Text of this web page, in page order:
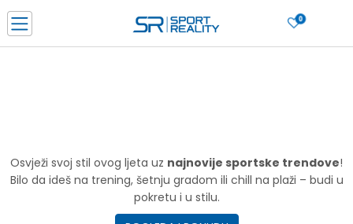
0
izboru
SAZNAJTE VIŠE
Osvježi svoj stil ovog ljeta uz najnovije sportske trendove!
Bilo da ideš na trening, šetnju gradom ili chill na plaži – budi u
pokretu i u stilu.